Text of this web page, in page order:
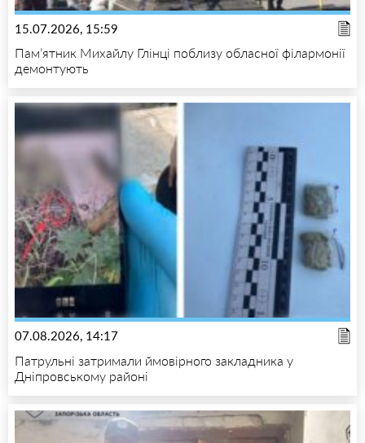
15.07.2026, 15:59
Пам’ятник Михайлу Глінці поблизу обласної філармонії
демонтують
07.08.2026, 14:17
Патрульні затримали ймовірного закладника у
Дніпровському районі